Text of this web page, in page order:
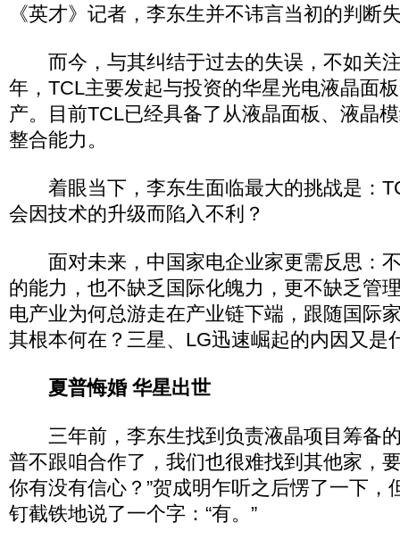
《英才》记者，李东生并不讳言当初的判断
而今，与其纠结于过去的失误，不如关
年，TCL主要发起与投资的华星光电液晶面
产。目前TCL已经具备了从液晶面板、液晶
整合能力。
着眼当下，李东生面临最大的挑战是：
会因技术的升级而陷入不利？
面对未来，中国家电企业家更需反思：
的能力，也不缺乏国际化魄力，更不缺乏管
电产业为何总游走在产业链下端，跟随国际
其根本何在？三星、LG迅速崛起的内因又是
夏普悔婚 华星出世
三年前，李东生找到负责液晶项目筹备的
普不跟咱合作了，我们也很难找到其他家，
你有没有信心？”贺成明乍听之后愣了一下，
钉截铁地说了一个字：“有。”